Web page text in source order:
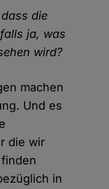
die
ja, was
wird?
machen
Und es
die wir
in